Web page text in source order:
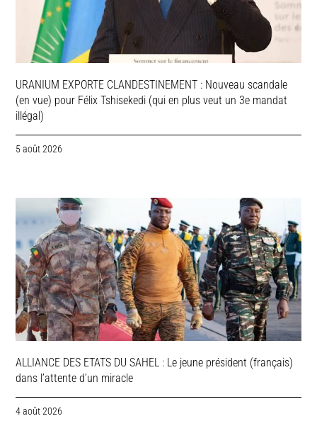
URANIUM EXPORTE CLANDESTINEMENT : Nouveau scandale
(en vue) pour Félix Tshisekedi (qui en plus veut un 3e mandat
illégal)
5 août 2026
ALLIANCE DES ETATS DU SAHEL : Le jeune président (français)
dans l’attente d’un miracle
4 août 2026